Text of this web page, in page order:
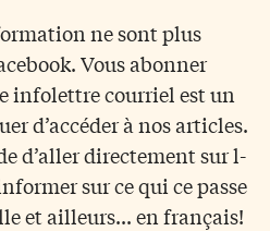
ne sont plus
Vous abonner
infolettre courriel est un
d’accéder à nos articles.
d’aller directement sur l-
sur ce qui ce passe
et ailleurs... en français!